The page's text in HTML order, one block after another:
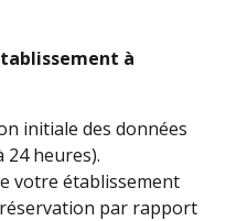
à
initiale des données
heures).
votre établissement
par rapport